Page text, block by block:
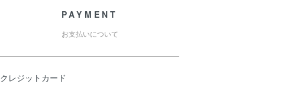
PAYMENT
お支払いについて
クレジットカード